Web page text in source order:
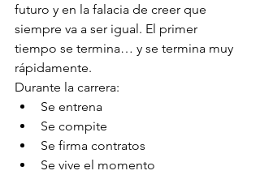
futuro y en la falacia de creer que
siempre va a ser igual. El primer
tiempo se termina… y se termina muy
rápidamente.
Durante la carrera:
Se entrena
Se compite
Se firma contratos
Se vive el momento